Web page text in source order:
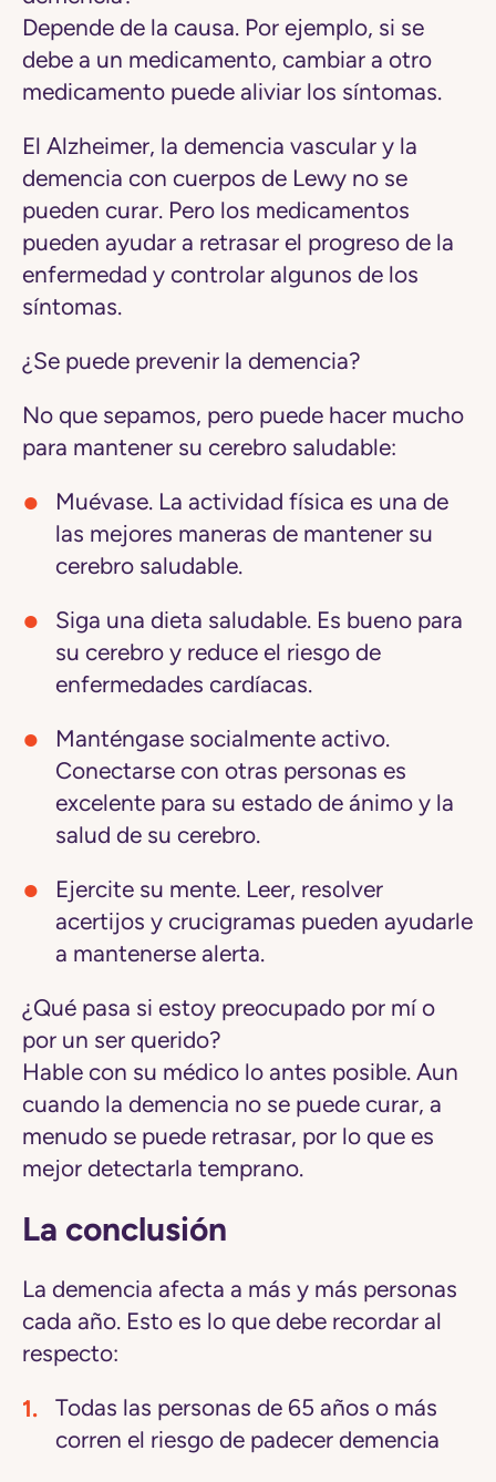
Depende de la causa. Por ejemplo, si se
debe a un medicamento, cambiar a otro
medicamento puede aliviar los síntomas.
El Alzheimer, la demencia vascular y la
demencia con cuerpos de Lewy no se
pueden curar. Pero los medicamentos
pueden ayudar a retrasar el progreso de la
enfermedad y controlar algunos de los
síntomas.
¿Se puede prevenir la demencia?
No que sepamos, pero puede hacer mucho
para mantener su cerebro saludable:
Muévase. La actividad física es una de
las mejores maneras de mantener su
cerebro saludable.
Siga una dieta saludable. Es bueno para
su cerebro y reduce el riesgo de
enfermedades cardíacas.
Manténgase socialmente activo.
Conectarse con otras personas es
excelente para su estado de ánimo y la
salud de su cerebro.
Ejercite su mente. Leer, resolver
acertijos y crucigramas pueden ayudarle
a mantenerse alerta.
¿Qué pasa si estoy preocupado por mí o
por un ser querido?
Hable con su médico lo antes posible. Aun
cuando la demencia no se puede curar, a
menudo se puede retrasar, por lo que es
mejor detectarla temprano.
La conclusión
La demencia afecta a más y más personas
cada año. Esto es lo que debe recordar al
respecto:
Todas las personas de 65 años o más
corren el riesgo de padecer demencia